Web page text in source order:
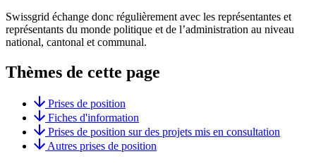
Swissgrid échange donc régulièrement avec les représentantes et
représentants du monde politique et de l’administration au niveau
national, cantonal et communal.
Thèmes de cette page
Prises de position
Fiches d'information
Prises de position sur des projets mis en consultation
Autres prises de position